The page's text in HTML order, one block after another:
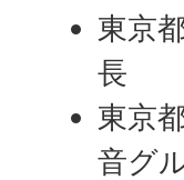
東京
長
東京
音グ